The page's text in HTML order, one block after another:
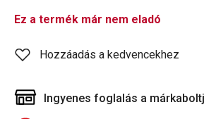
Ez a termék már nem eladó
Hozzáadás a kedvencekhez
Ingyenes foglalás a